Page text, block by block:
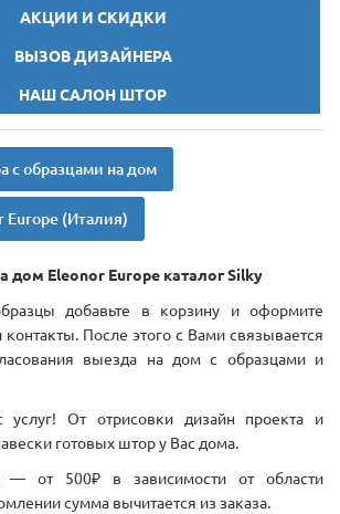
АКЦИИ И СКИДКИ
ВЫЗОВ ДИЗАЙНЕРА
НАШ САЛОН ШТОР
с образцами на дом
Europe (Италия)
дом Eleonor Europe каталог Silky
добавьте в корзину и оформите
контакты. После этого с Вами связывается
выезда на дом с образцами и
услуг! От отрисовки дизайн проекта и
готовых штор у Вас дома.
— от 500₽ в зависимости от области
сумма вычитается из заказа.